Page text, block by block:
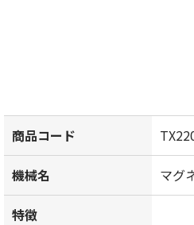
商品コード
機械名 マグ
特徴